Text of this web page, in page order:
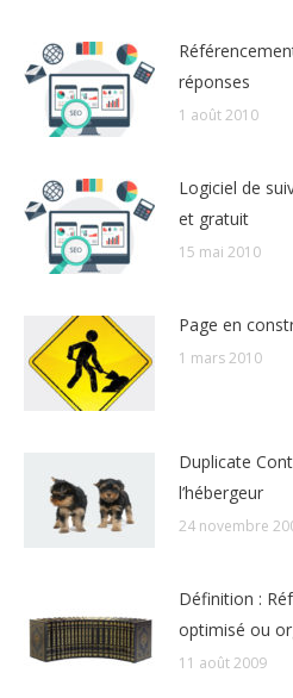
réponses
1 août 2010
Logiciel de
et gratuit
15 mai 2010
Page en
1 mars 2010
Duplicate
l’hébergeur
24 novembre
Définition :
optimisé ou
11 août 2009